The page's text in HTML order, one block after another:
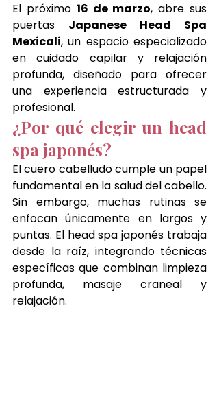
El próximo 16 de marzo, abre sus
puertas Japanese Head Spa
Mexicali, un espacio especializado
en cuidado capilar y relajación
profunda, diseñado para ofrecer
una experiencia estructurada y
profesional.
¿Por qué elegir un head
spa japonés?
El cuero cabelludo cumple un papel
fundamental en la salud del cabello.
Sin embargo, muchas rutinas se
enfocan únicamente en largos y
puntas. El head spa japonés trabaja
desde la raíz, integrando técnicas
específicas que combinan limpieza
profunda, masaje craneal y
relajación.